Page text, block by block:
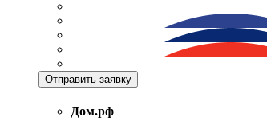
Отправить заявку
Дом.рф